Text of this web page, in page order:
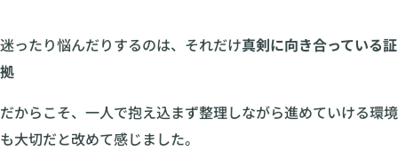
迷ったり悩んだりするのは、それだけ真剣に向き合っている証
拠
だからこそ、一人で抱え込まず整理しながら進めていける環境
も大切だと改めて感じました。